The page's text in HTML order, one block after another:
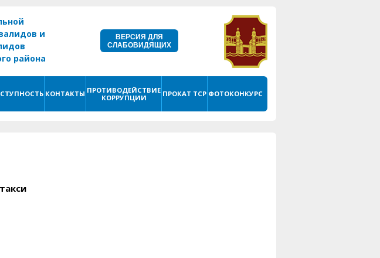
и
района
ВЕРСИЯ ДЛЯ
СЛАБОВИДЯЩИХ
КОНТАКТЫ ПРОТИВОДЕЙСТВИЕ
КОРРУПЦИИ
ПРОКАТ ТСР ФОТОКОНКУРС